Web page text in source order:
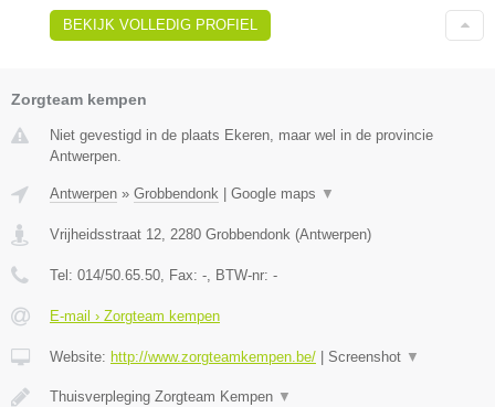
BEKIJK VOLLEDIG PROFIEL
Zorgteam kempen
Niet gevestigd in de plaats Ekeren, maar wel in de provincie
Antwerpen.
Antwerpen » Grobbendonk Google maps ▼
Vrijheidsstraat 12, 2280 Grobbendonk (Antwerpen)
Tel: 014/50.65.50, Fax: -, BTW-nr: -
E-mail › Zorgteam kempen
Website: http://www.zorgteamkempen.be/ Screenshot ▼
Thuisverpleging Zorgteam Kempen ▼